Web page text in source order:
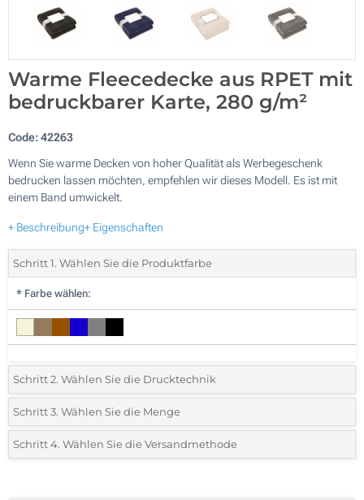
Warme Fleecedecke aus RPET mit
bedruckbarer Karte, 280 g/m²
Code:42263
Wenn Sie warme Decken von hoher Qualität als Werbegeschenk
bedrucken lassen möchten, empfehlen wir dieses Modell. Es ist mit
einem Band umwickelt.
+ Beschreibung+ Eigenschaften
Schritt 1. Wählen Sie die Produktfarbe
* Farbe wählen:
Schritt 2. Wählen Sie die Drucktechnik
*Wählen Sie die Druck- und Farbtechniken für Ihr Logo:
1 Farbig (Auf dem Etikett)
Schritt 3. Wählen Sie die Menge
*Bitte wählen Sie Ihre gewünschte Menge
Schritt 4. Wählen Sie die Versandmethode